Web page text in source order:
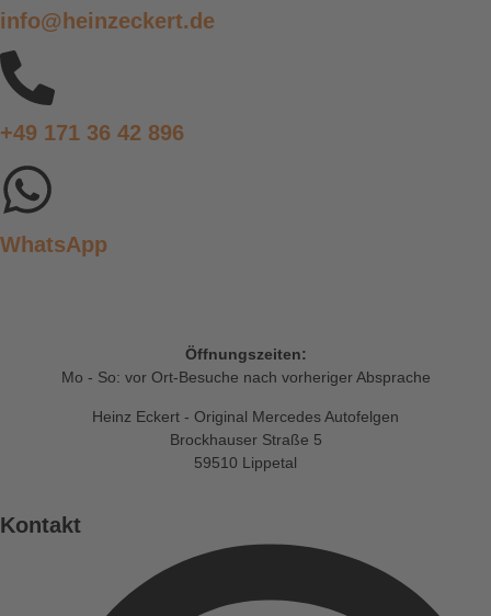
info@heinzeckert.de
+49 171 36 42 896
WhatsApp
Öffnungszeiten:
Mo - So: vor Ort-Besuche nach vorheriger Absprache
Heinz Eckert - Original Mercedes Autofelgen
Brockhauser Straße 5
59510 Lippetal
Kontakt